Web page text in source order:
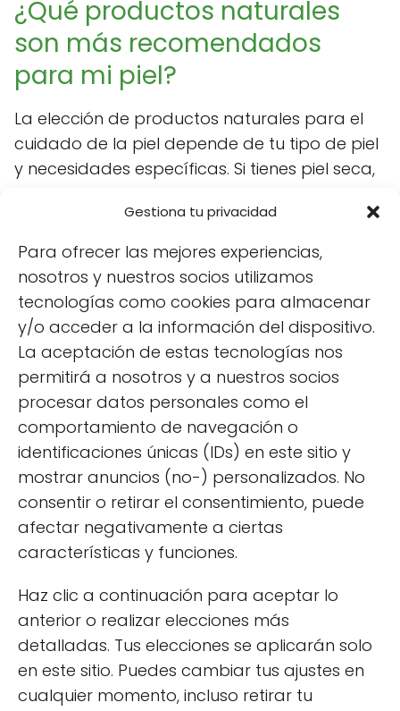
Gestiona tu privacidad
Para ofrecer las mejores experiencias,
nosotros y nuestros socios utilizamos
tecnologías como cookies para almacenar
y/o acceder a la información del dispositivo.
La aceptación de estas tecnologías nos
permitirá a nosotros y a nuestros socios
procesar datos personales como el
comportamiento de navegación o
identificaciones únicas (IDs) en este sitio y
mostrar anuncios (no-) personalizados. No
consentir o retirar el consentimiento, puede
afectar negativamente a ciertas
características y funciones.
Haz clic a continuación para aceptar lo
anterior o realizar elecciones más
detalladas. Tus elecciones se aplicarán solo
en este sitio. Puedes cambiar tus ajustes en
cualquier momento, incluso retirar tu
¿Qué productos naturales
son más recomendados
para mi piel?
La elección de productos naturales para el
cuidado de la piel depende de tu tipo de piel
y necesidades específicas. Si tienes piel seca,
ingredientes hidratantescomo el aceite de
jojoba o la manteca de karité.
Para piel grasa, los productos con té verde o
arcilla pueden ayudar a controlar el exceso
de sebo. Es fundamental que elijas productos
que no obstruyan los poros y que sean
adecuados para tu tipo de piel.
En general, los productos que contienen
ingredientes naturales como el aloe vera son
excelentes para calmar y equilibrar la piel,
independientemente de su tipo. Siempre
verifica que cuenten con certificaciones que
respalden su calidad.
¿Por qué es importante elegir
cosméticos sin químicos?
La elección de cosméticos sin químicos es